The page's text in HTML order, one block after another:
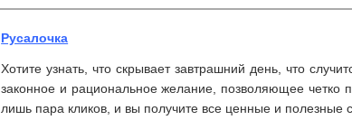
Русалочка
Хотите узнать, что скрывает завтрашний день, что
законное и рациональное желание, позволяющее четко
лишь пара кликов, и вы получите все ценные и полезные